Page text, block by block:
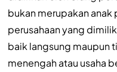
bukan merupakan anak
perusahaan yang
baik langsung maupun
menengah atau usaha